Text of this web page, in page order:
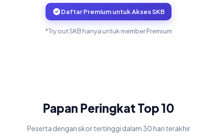
Daftar Premium untuk Akses SKB
*Try out SKB hanya untuk member Premium
Papan Peringkat Top 10
Peserta dengan skor tertinggi dalam 30 hari terakhir